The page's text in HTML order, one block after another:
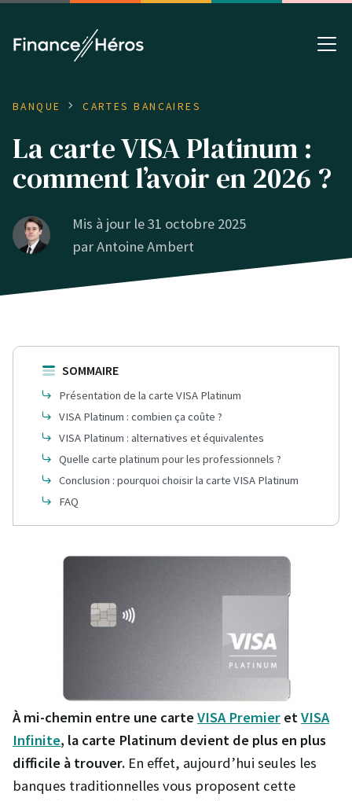
BANQUE CARTES BANCAIRES
La carte VISA Platinum :
comment l’avoir en 2026 ?
Mis à jour le 31 octobre 2025
parAntoine Ambert
SOMMAIRE
Présentation de la carte VISA Platinum
VISA Platinum : combien ça coûte ?
VISA Platinum : alternatives et équivalentes
Quelle carte platinum pour les professionnels ?
Conclusion : pourquoi choisir la carte VISA Platinum
FAQ
À mi-chemin entre une carteVISA Premier et VISA
Infinite, la carte Platinum devient de plus en plus
difficile à trouver. En effet, aujourd’hui seules les
banques traditionnelles vous proposent cette